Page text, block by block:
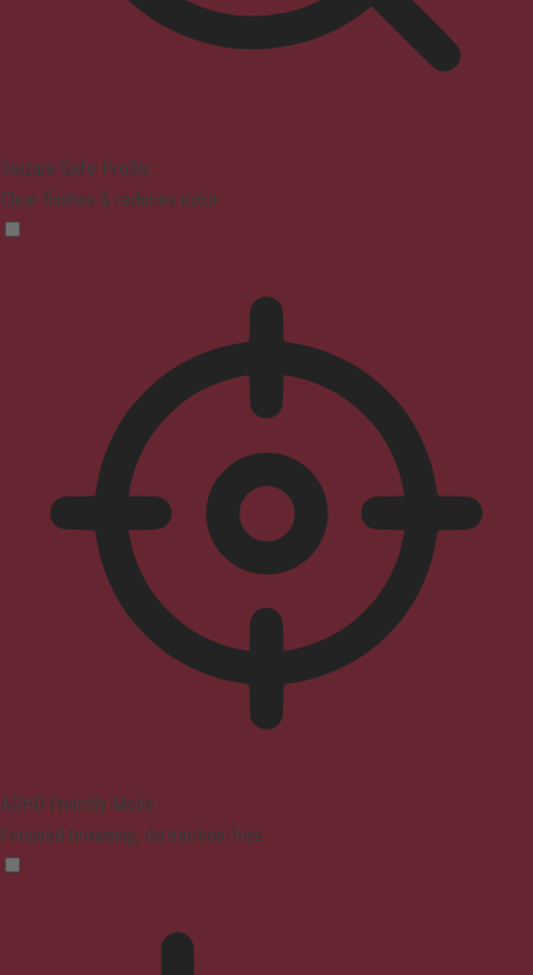
Seizure Safe Profile
Clear flashes & reduces color
ADHD Friendly Mode
Focused browsing, distraction-free